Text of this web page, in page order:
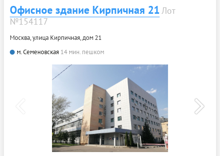
Офисное здание Кирпичная 21 Лот
№154117
Москва, улица Кирпичная, дом 21
м. Семеновская 14 мин. пешком